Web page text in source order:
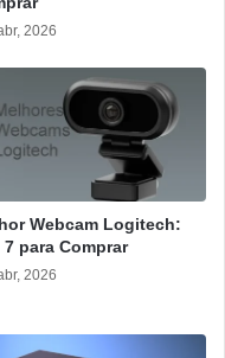
2026
Webcam Logitech:
7 para Comprar
2026